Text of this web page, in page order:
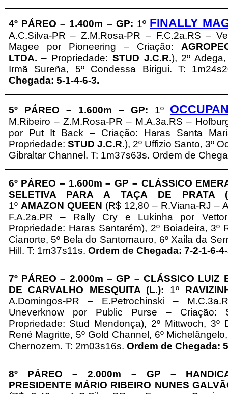
4º PÁREO – 1.400m – GP: 1º FINALLY
A.C.Silva-PR – Z.M.Rosa-PR – F.C.2a.RS –
Magee por Pioneering – Criação:
LTDA. – Propriedade: STUD J.C.R.), 2º
Irmã Sureña, 5º Condessa Birigui. T:
Chegada: 5-1-4-6-3.
5º PÁREO – 1.600m – GP: 1º
M.Ribeiro – Z.M.Rosa-PR – M.A.3a.RS –
por Put It Back – Criação: Haras Santa
Propriedade: STUD J.C.R.), 2º Uffizio Santo, 3º
Gibraltar Channel. T: 1m37s63s. Ordem de
6º PÁREO – 1.600m – GP – CLÁSSICO
SELETIVA PARA A TAÇA DE PRATA
1ºAMAZON QUEEN (R$ 12,80 – R.Viana-RJ –
F.A.2a.PR – Rally Cry e Lukinha por
Propriedade: Haras Santarém), 2º Boiadeira, 3º
Cianorte, 5º Bela do Santomauro, 6º Xaila da
Hill. T: 1m37s11s. Ordem de Chegada: 7-2-1-6-
7º PÁREO – 2.000m – GP – CLÁSSICO LUIZ
DE CARVALHO MESQUITA (L.): 1º
A.Domingos-PR – E.Petrochinski –
Uneverknow por Public Purse – Criação:
Propriedade: Stud Mendonça), 2º Mittwoch, 3º
René Magritte, 5º Gold Channel, 6º
Chernozem. T: 2m03s16s. Ordem de Chegada:
8º PÁREO – 2.000m – GP –
PRESIDENTE MÁRIO RIBEIRO NUNES